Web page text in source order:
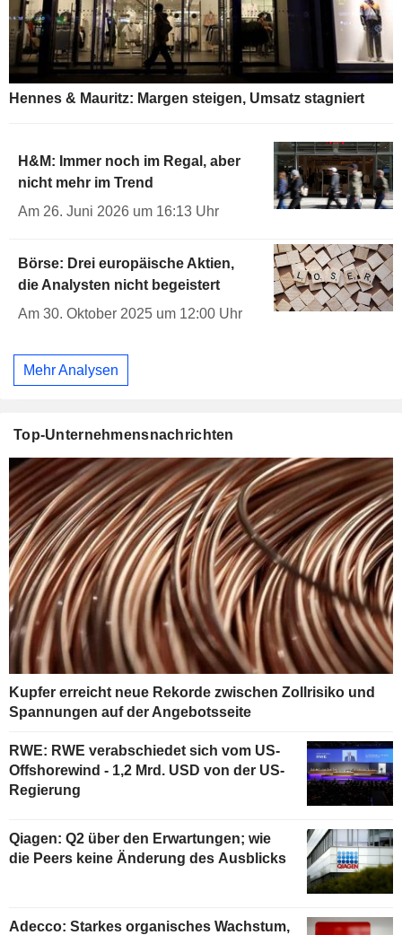
Hennes & Mauritz: Margen steigen, Umsatz stagniert
H&M: Immer noch im Regal, aber
nicht mehr im Trend
Am 26. Juni 2026 um 16:13 Uhr
Börse: Drei europäische Aktien,
die Analysten nicht begeistert
Am 30. Oktober 2025 um 12:00 Uhr
Mehr Analysen
Top-Unternehmensnachrichten
Kupfer erreicht neue Rekorde zwischen Zollrisiko und
Spannungen auf der Angebotsseite
RWE: RWE verabschiedet sich vom US-
Offshorewind - 1,2 Mrd. USD von der US-
Regierung
Qiagen: Q2 über den Erwartungen; wie
die Peers keine Änderung des Ausblicks
Adecco: Starkes organisches Wachstum,